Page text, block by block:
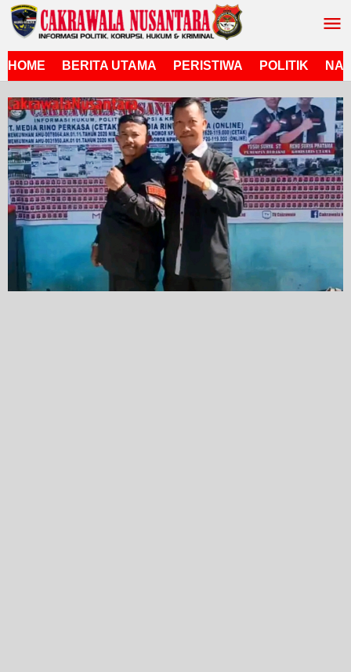
Lewati
ke
HOME
BERITA UTAMA PERISTIWA POLITIK